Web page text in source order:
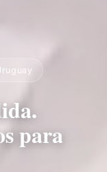
para